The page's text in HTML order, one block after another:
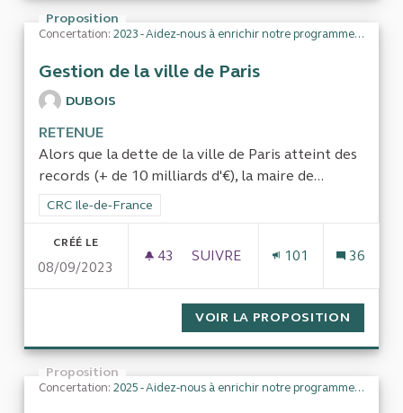
Proposition
Concertation: 2023 - Aidez-nous à enrichir notre programme de travail
Gestion de la ville de Paris
DUBOIS
RETENUE
Alors que la dette de la ville de Paris atteint des
records (+ de 10 milliards d'€), la maire de...
Filtrer les résultats de la catégorie : CRC Ile-de-France
CRC Ile-de-France
CRÉÉ LE
08/09/2023
43 43 ABONNÉS
SUIVRE
101 36
VOIR LA PROPOSITION
Proposition
Concertation: 2025 - Aidez-nous à enrichir notre programme de travail